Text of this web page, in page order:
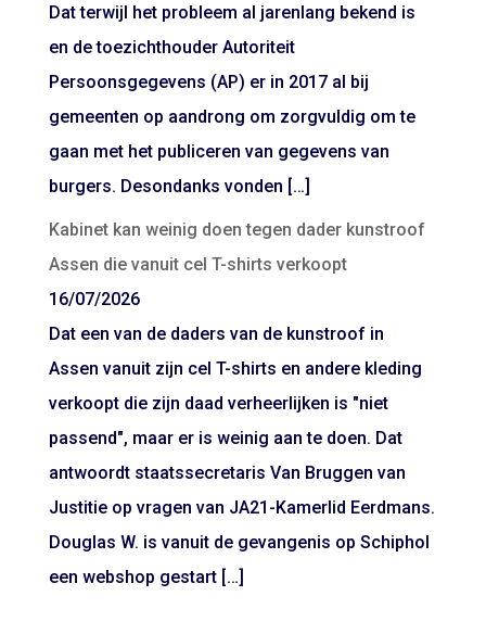
Dat terwijl het probleem al jarenlang bekend is
en de toezichthouder Autoriteit
Persoonsgegevens (AP) er in 2017 al bij
gemeenten op aandrong om zorgvuldig om te
gaan met het publiceren van gegevens van
burgers. Desondanks vonden […]
Kabinet kan weinig doen tegen dader kunstroof
Assen die vanuit cel T-shirts verkoopt
16/07/2026
Dat een van de daders van de kunstroof in
Assen vanuit zijn cel T-shirts en andere kleding
verkoopt die zijn daad verheerlijken is "niet
passend", maar er is weinig aan te doen. Dat
antwoordt staatssecretaris Van Bruggen van
Justitie op vragen van JA21-Kamerlid Eerdmans.
Douglas W. is vanuit de gevangenis op Schiphol
een webshop gestart […]